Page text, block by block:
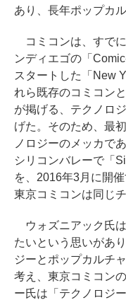
あり、長年ポップカ
コミコンは、すで
ンディエゴの「
スタートした「New
れら既存のコミコン
が掲げる、テクノロ
げた。そのため、最
ノロジーのメッカで
シリコンバレーで「
を、2016年3月に開
東京コミコンは同じ
ウォズニアック氏
たいという思いがあ
ジーとポップカルチ
考え、東京コミコン
ー氏は「テクノロジ